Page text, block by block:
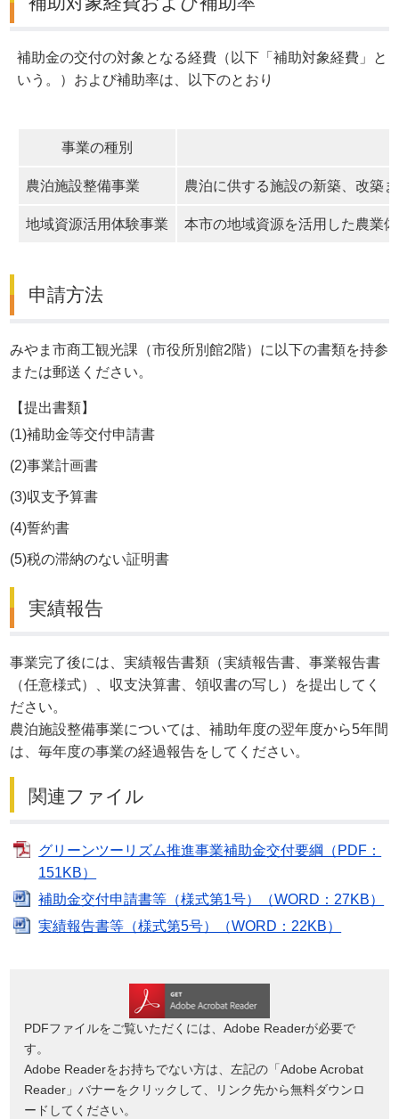
補助金の交付の対象となる経費（以下「補助対象経費」と
いう。）および補助率は、以下のとおり
事業の種別
農泊施設整備事業 農泊に供する施設の新築、改築
地域資源活用体験事業 本市の地域資源を活用した農業
申請方法
みやま市商工観光課（市役所別館2階）に以下の書類を持参
または郵送ください。
【提出書類】
(1)補助金等交付申請書
(2)事業計画書
(3)収支予算書
(4)誓約書
(5)税の滞納のない証明書
実績報告
事業完了後には、実績報告書類（実績報告書、事業報告書
（任意様式）、収支決算書、領収書の写し）を提出してく
ださい。
農泊施設整備事業については、補助年度の翌年度から5年間
は、毎年度の事業の経過報告をしてください。
関連ファイル
グリーンツーリズム推進事業補助金交付要綱（PDF：
151KB）
補助金交付申請書等（様式第1号）（WORD：27KB）
実績報告書等（様式第5号）（WORD：22KB）
PDFファイルをご覧いただくには、Adobe Readerが必要で
す。
Adobe Readerをお持ちでない方は、左記の「Adobe Acrobat
Reader」バナーをクリックして、リンク先から無料ダウンロ
ードしてください。